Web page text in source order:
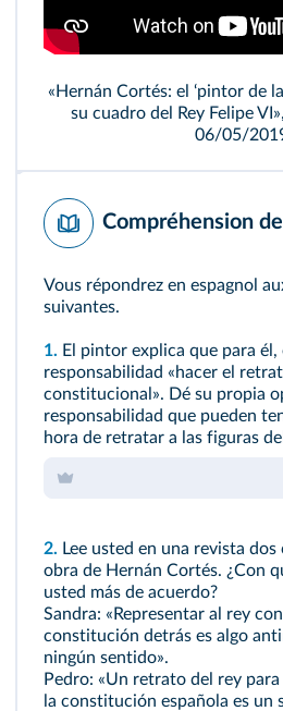
«Hernán Cortés: el ‘pintor de
su cuadro del Rey Felipe
06/05/
Compréhension
Vous répondrez en espagnol
suivantes.
1. El pintor explica que para él,
responsabilidad «hacer el
constitucional». Dé su propia
responsabilidad que pueden
hora de retratar a las figuras
2. Lee usted en una revista
obra de Hernán Cortés. ¿Con
usted más de acuerdo?
Sandra: «Representar al rey
constitución detrás es algo
ningún sentido».
Pedro: «Un retrato del rey
la constitución española es un